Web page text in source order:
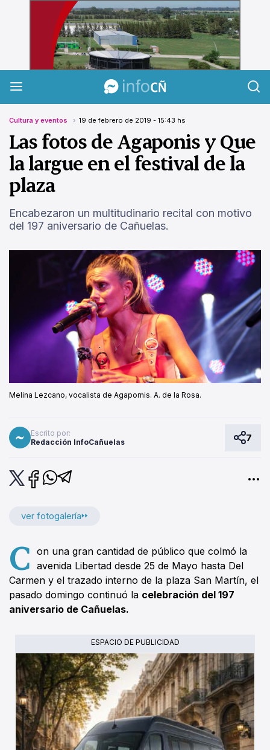
InfoCañuelas
Cultura y eventos 19 de febrero de 2019 - 15:43 hs
Las fotos de Agaponis y Que
la largue en el festival de la
plaza
Encabezaron un multitudinario recital con motivo
del 197 aniversario de Cañuelas.
Melina Lezcano, vocalista de Agapornis. A. de la Rosa.
Escrito por:
Redacción InfoCañuelas
7
ver fotogalería
C
on una gran cantidad de público que colmó la
avenida Libertad desde 25 de Mayo hasta Del
Carmen y el trazado interno de la plaza San Martín, el
pasado domingo continuó la celebración del 197
aniversario de Cañuelas.
ESPACIO DE PUBLICIDAD